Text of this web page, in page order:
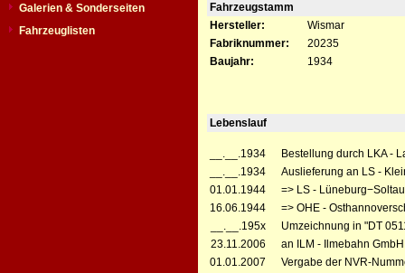
Galerien & Sonderseiten
Fahrzeuglisten
Fahrzeugstamm
Hersteller:
Wismar
Fabriknummer:
20235
Baujahr:
1934
Lebenslauf
__.__.1934
Bestellung durch LKA -
__.__.1934
Auslieferung an LS -
01.01.1944
=> LS -
16.06.1944
=> OHE -
__.__.195x
Umzeichnung in "DT
23.11.2006
an ILM - Ilmebahn
01.01.2007
Vergabe der NVR-